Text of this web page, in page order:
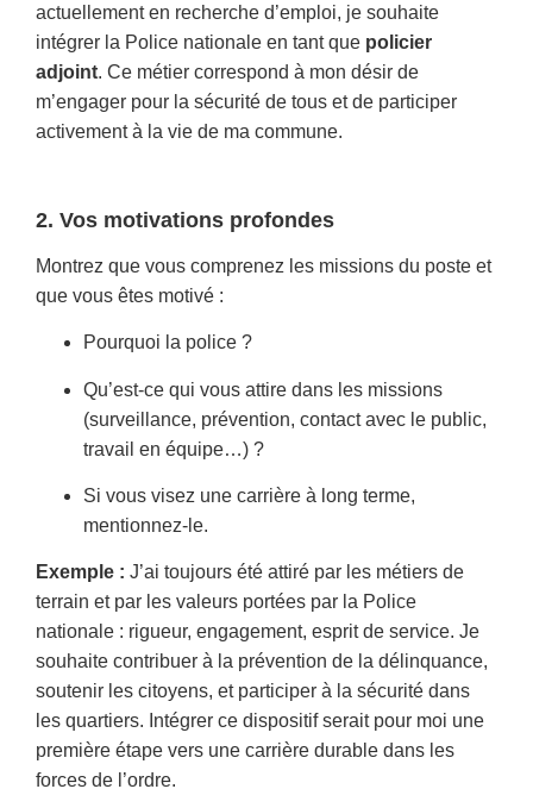
actuellement en recherche d’emploi, je souhaite
intégrer la Police nationale en tant que policier
adjoint. Ce métier correspond à mon désir de
m’engager pour la sécurité de tous et de participer
activement à la vie de ma commune.
2. Vos motivations profondes
Montrez que vous comprenez les missions du poste et
que vous êtes motivé :
Pourquoi la police ?
Qu’est-ce qui vous attire dans les missions
(surveillance, prévention, contact avec le public,
travail en équipe…) ?
Si vous visez une carrière à long terme,
mentionnez-le.
Exemple : J’ai toujours été attiré par les métiers de
terrain et par les valeurs portées par la Police
nationale : rigueur, engagement, esprit de service. Je
souhaite contribuer à la prévention de la délinquance,
soutenir les citoyens, et participer à la sécurité dans
les quartiers. Intégrer ce dispositif serait pour moi une
première étape vers une carrière durable dans les
forces de l’ordre.